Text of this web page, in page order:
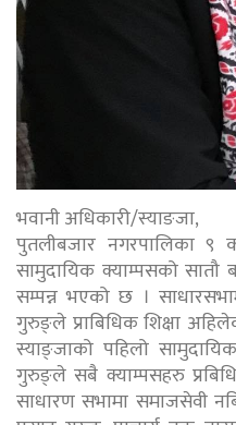
भवानी अधिकारी/स्याङजा,
पुतलीबजार नगरपालिका ९
सामुदायिक क्याम्पसको सातौ
सम्पन्न भएको छ ।
गुरुङ्ले प्राबिधिक शिक्षा
स्याङ्जाको पहिलो
गुरुङ्ले सबै क्याम्पसहरु
साधारण सभामा समाजसेवी